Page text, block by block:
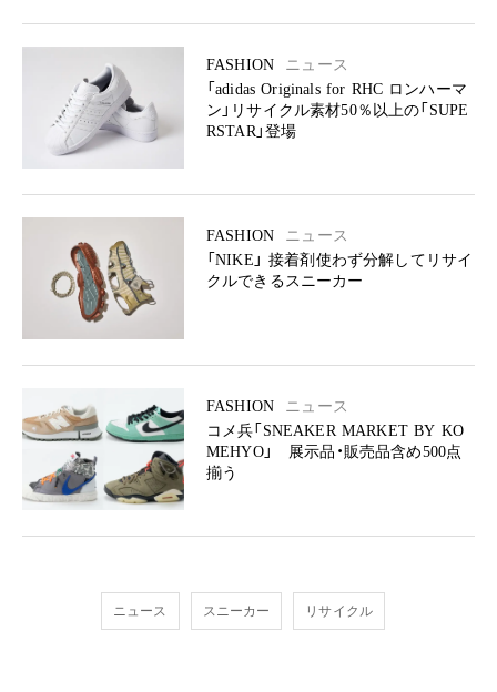
FASHION
ニュース
「adidas Originals for RHC ロンハーマ
ン」リサイクル素材50％以上の「SUPE
RSTAR」登場
FASHION
ニュース
「NIKE」 接着剤使わず分解してリサイ
クルできるスニーカー
FASHION
ニュース
コメ兵「SNEAKER MARKET BY KO
MEHYO」 展示品・販売品含め500点
揃う
ニュース スニーカー リサイクル